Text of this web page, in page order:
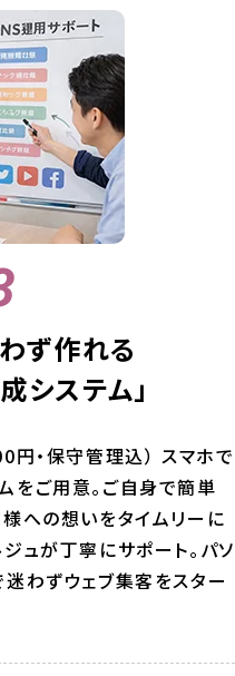
ず作れる
システム」
・保守管理込） スマホで
をご用意。ご自身で簡単
への想いをタイムリーに
ュが丁寧にサポート。パソ
わずウェブ集客をスター